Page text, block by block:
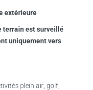
extérieure
terrain est surveillé
uniquement vers
plein air; golf,